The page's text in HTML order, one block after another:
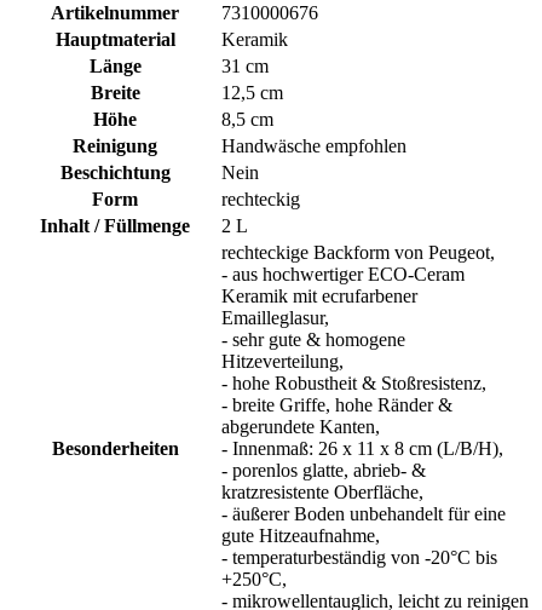
Artikelnummer
7310000676
Hauptmaterial
Keramik
Länge
31 cm
Breite
12,5 cm
Höhe
8,5 cm
Reinigung
Handwäsche empfohlen
Beschichtung
Nein
Form
rechteckig
Inhalt / Füllmenge
2 L
Besonderheiten
rechteckige Backform von Peugeot,
- aus hochwertiger ECO-Ceram
Keramik mit ecrufarbener
Emailleglasur,
- sehr gute & homogene
Hitzeverteilung,
- hohe Robustheit & Stoßresistenz,
- breite Griffe, hohe Ränder &
abgerundete Kanten,
- Innenmaß: 26 x 11 x 8 cm (L/B/H),
- porenlos glatte, abrieb- &
kratzresistente Oberfläche,
- äußerer Boden unbehandelt für eine
gute Hitzeaufnahme,
- temperaturbeständig von -20°C bis
+250°C,
- mikrowellentauglich, leicht zu reinigen